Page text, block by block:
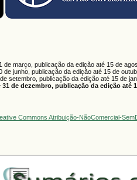
março, publicação da edição até 15 de
junho, publicação da edição até 15 de
setembro, publicação da edição até 15 de
de dezembro, publicação da edição até
Commons Atribuição-NãoComercial-